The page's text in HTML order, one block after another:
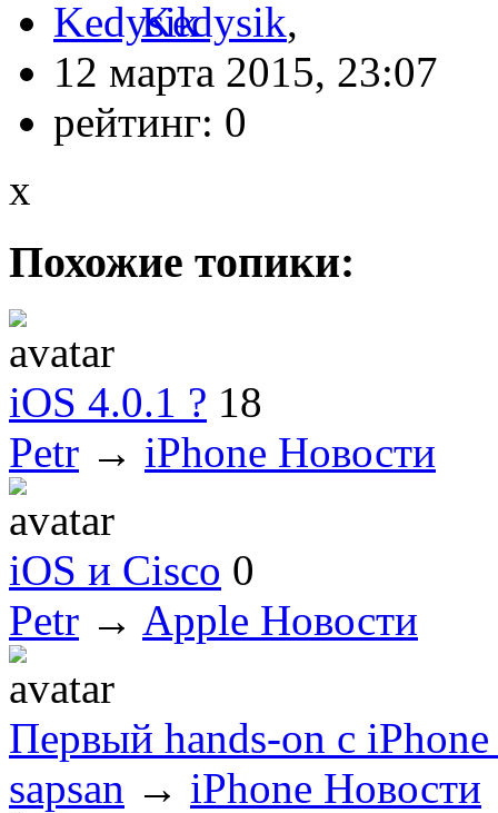
Kedysik,
12 марта 2015, 23:07
рейтинг: 0
x
Похожие топики:
iOS 4.0.1 ? 18
Petr → iPhone Новости
iOS и Cisco 0
Petr → Apple Новости
Первый hands-on с
sapsan → iPhone Новости